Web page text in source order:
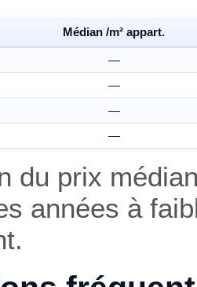
Médian /m² appart.
—
—
—
—
du prix
années à